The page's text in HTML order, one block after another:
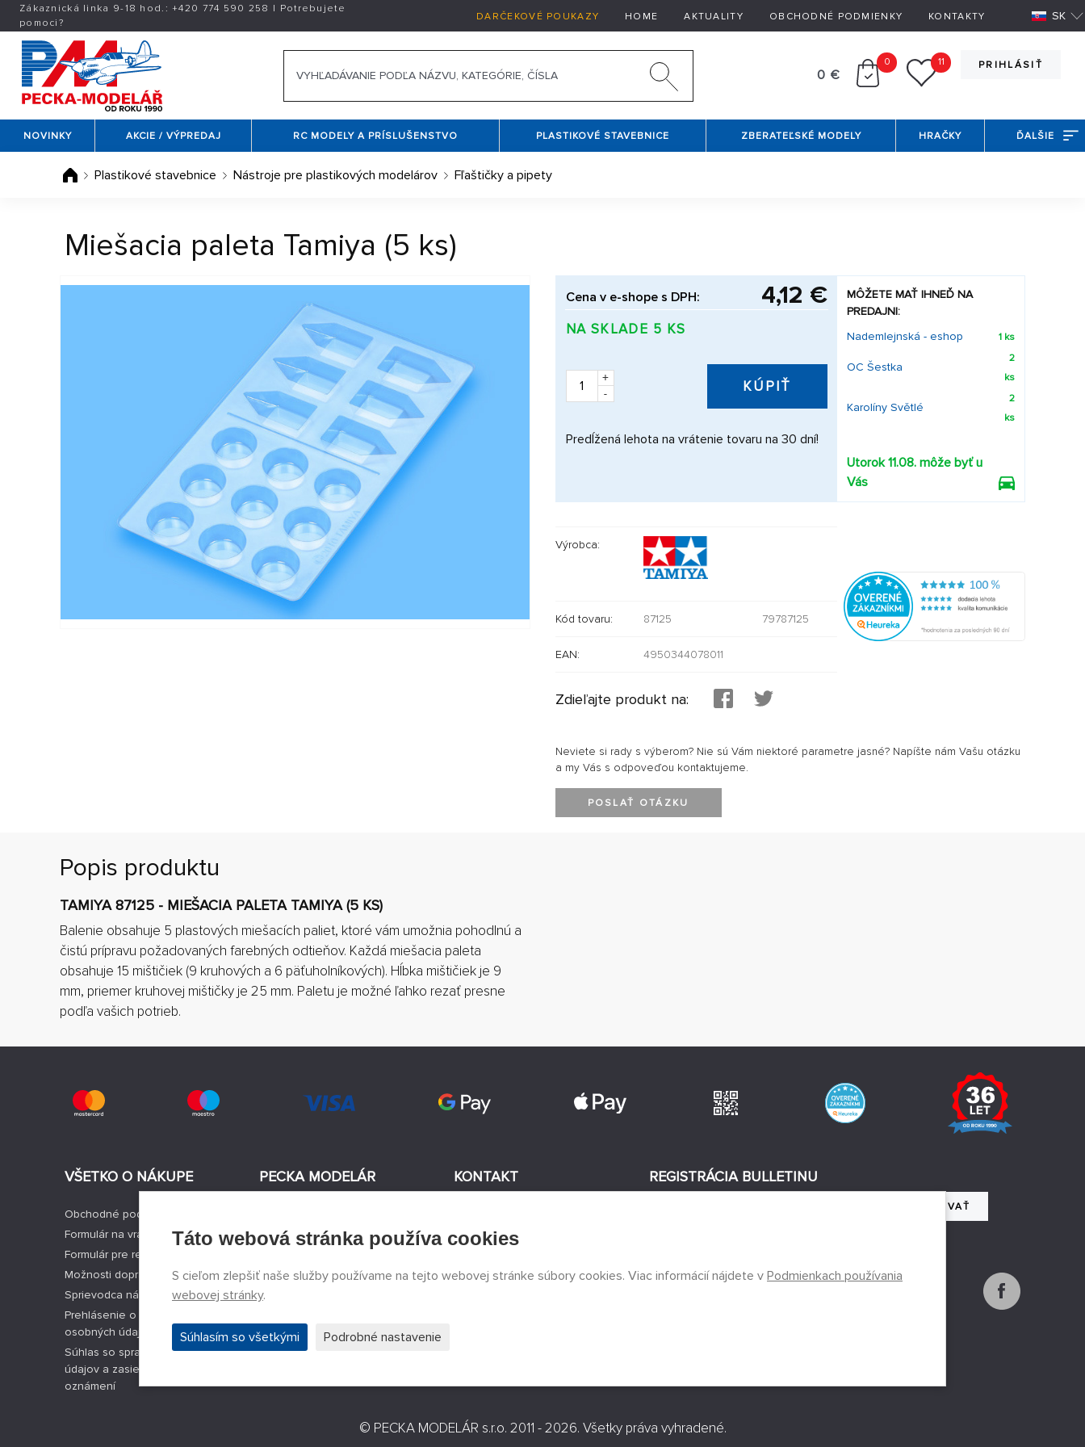
Zákaznická linka 9-18 hod.:+420 774 590 258 | Potrebujete
pomoci?
DARČEKOVÉ POUKAZY HOME AKTUALITY OBCHODNÉ PODMIENKY KONTAKTY SK
PRIHLÁSIŤ
0 €
0 11
NOVINKY AKCIE / VÝPREDAJ RC MODELY A PRÍSLUŠENSTVO PLASTIKOVÉ STAVEBNICE ZBERATEĽSKÉ MODELY HRAČKY ĎALŠIE
Plastikové stavebnice Nástroje pre plastikových modelárov Fľaštičky a pipety
Miešacia paleta Tamiya (5 ks)
Cena v e-shope s DPH: 4,12 €
NA SKLADE 5 KS
+
-
KÚPIŤ
Predĺžená lehota na vrátenie tovaru na 30 dní!
MÔŽETE MAŤ IHNEĎ NA
PREDAJNI:
Nademlejnská - eshop
1 ks
OC Šestka
2
ks
Karolíny Světlé
2
ks
Utorok 11.08. môže byť u
Vás
Výrobca:
Kód tovaru: 87125 79787125
EAN: 4950344078011
Zdieľajte produkt na:
Neviete si rady s výberom? Nie sú Vám niektoré parametre jasné? Napíšte nám Vašu otázku
a my Vás s odpoveďou kontaktujeme.
POSLAŤ OTÁZKU
Popis produktu
TAMIYA 87125 - MIEŠACIA PALETA TAMIYA (5 KS)
Balenie obsahuje 5 plastových miešacích paliet, ktoré vám umožnia pohodlnú a
čistú prípravu požadovaných farebných odtieňov. Každá miešacia paleta
obsahuje 15 mištičiek (9 kruhových a 6 päťuholníkových). Hĺbka mištičiek je 9
mm, priemer kruhovej mištičky je 25 mm. Paletu je možné ľahko rezať presne
podľa vašich potrieb.
VŠETKO O NÁKUPE
Obchodné podmienky
Formulár na vrátenie tovaru
Formulár pre reklamáciu tovaru
Možnosti dopravy a platby
Sprievodca nákupom modelov
Prehlásenie o spracovaní
osobných údajov
Súhlas so spracovaním osobných
údajov a zasielaním obchodných
oznámení
PECKA MODELÁR
Výrobcovia modelov
Kontakty
Registrácia
Nastavenie cookies
Facebook
KONTAKT
info@
KAMENNÉ
REGISTRÁCIA BULLETINU
REGISTROVAŤ
© PECKA MODELÁR s.r.o. 2011 - 2026. Všetky práva vyhradené.
Táto webová stránka používa cookies
S cieľom zlepšiť naše služby používame na tejto webovej stránke súbory cookies. Viac informácií nájdete v Podmienkach používania
webovej stránky.
Súhlasím so všetkými Podrobné nastavenie